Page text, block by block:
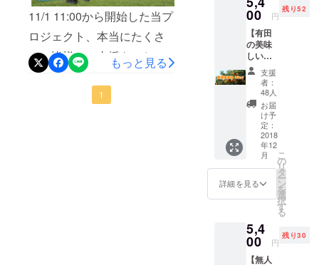
2018/11/19梶海斗＜123名の
皆様ご支援ありがとうござ
いました！＞ ※11/19
19:00時点 敬称略
daisuke0921,bungou,Yuichi
Oga,atnodo,YusukeYano,Mi
ファンディングは続きま
す！今後の動きについてで
すが、下記の内容を予定し
ています◎11月16日 「無
人島ビジネスに関わる人の
大交流会＠東京」長崎で無
ディング！～サクセスした
プロジェクトオーナーの魅
力とノウハウに迫る150
分！」まだプロジェクトが
終了もしていない身分なの
にいいのかなあと思いつつ
11/1 11:00から開始した当プ
ロジェクト、本当にたくさ
んの皆様のご支援をいただ
き、一日と待たず達成する
ことが出来ました。支援し
もっと見る
1
株式会社
ジョブライ
ブでは、人
材紹介事
業・コワー
キングス
ペース運営
事業・WEB
制作事業な
どを展開し
ている。
す。 お
越しに
なる際
にご一
報いた
だけれ
ばオプ
ション
でお貸
しする
ことも
可能で
す。 具
体的な
日程に
ついて
た方々
と調整
グリー
ン、
ミック
スグ
レーか
らお選
びいた
だけま
す。 サ
イズはS
から
XXXLま
で。 厚
手の生
地でシ
ンプル
普段使
いもア
ウトド
アの時
00 円
残り52
【有田
の美味
しいみ
かん3kg
分】 み
かんが
有名な
有田市
のブラ
ンドみ
かん
「有田
みか
ん：3kg
分」を
お届け
す。 有
田みか
んは全
国有数
支援
者：
48人
お届
け予
定：
2018
年12
月
詳細を見る
こ
の
リ
タ
ー
ン
を
選
択
す
る
5,4
00 円
残り30
【無人